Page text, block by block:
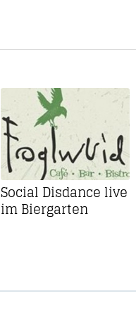
Social Disdance live
im Biergarten